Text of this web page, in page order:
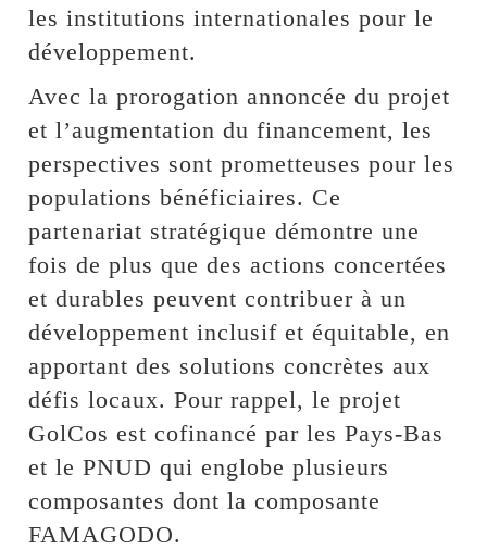
les institutions internationales pour le
développement.
Avec la prorogation annoncée du projet
et l’augmentation du financement, les
perspectives sont prometteuses pour les
populations bénéficiaires. Ce
partenariat stratégique démontre une
fois de plus que des actions concertées
et durables peuvent contribuer à un
développement inclusif et équitable, en
apportant des solutions concrètes aux
défis locaux. Pour rappel, le projet
GolCos est cofinancé par les Pays-Bas
et le PNUD qui englobe plusieurs
composantes dont la composante
FAMAGODO.